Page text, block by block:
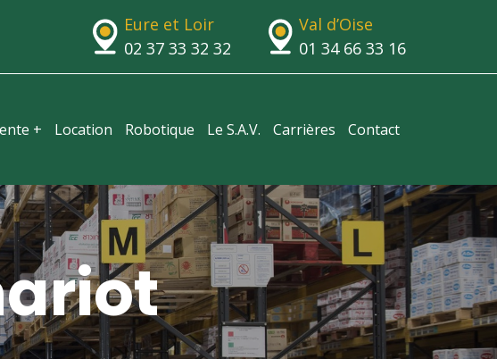
Eure et Loir
02 37 33 32 32
Val d’Oise
01 34 66 33 16
+ Location Robotique Le S.A.V. Carrières Contact